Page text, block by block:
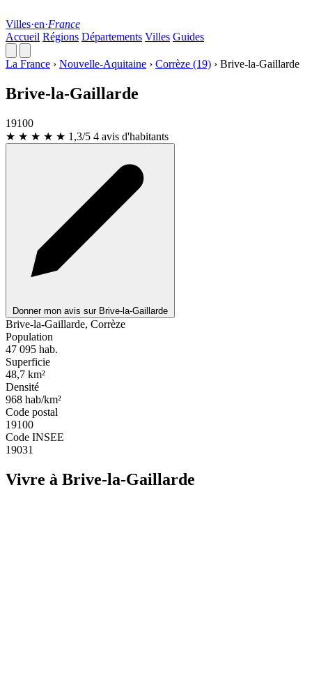
Villes·en·France
Accueil Régions Départements Villes Guides
La France › Nouvelle-Aquitaine › Corrèze (19) › Brive-la-Gaillarde
Brive-la-Gaillarde
19100
★ ★ ★ ★ ★ 1,3/5 4 avis d'habitants
Donner mon avis sur Brive-la-Gaillarde
Brive-la-Gaillarde, Corrèze
Population
47 095 hab.
Superficie
48,7 km²
Densité
968 hab/km²
Code postal
19100
Code INSEE
19031
Vivre à Brive-la-Gaillarde